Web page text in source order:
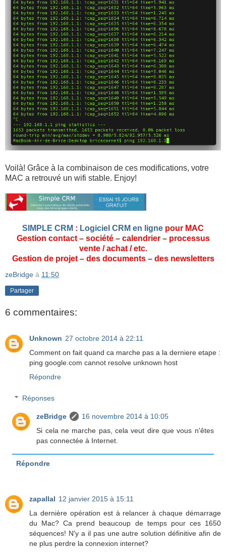
Voilà! Grâce à la combinaison de ces modifications, votre
MAC a retrouvé un wifi stable. Enjoy!
SIMPLE CRM : Logiciel CRM en ligne pour MAC
Gestion contact – société – calendrier – processus
vente / achat / etc.
Gestion de projet – des documents – des newsletters
zeBridge à 11:50
Partager
6 commentaires:
Unknown 27 octobre 2014 à 22:11
Comment on fait quand ca marche pas a la derniere etape :
ping google.com cannot resolve unknown host
Répondre
Réponses
zeBridge
16 novembre 2014 à 10:05
Si cela ne marche pas, cela veut dire que vous n'êtes
pas connectée à Internet.
Répondre
zapallal 12 janvier 2015 à 15:11
La dernière opération est à relancer à chaque démarrage
du Mac? Ca prend beaucoup de temps pour ces 1650
séquences! N'y a il pas une autre solution définitive afin de
ne plus perdre la connexion internet?